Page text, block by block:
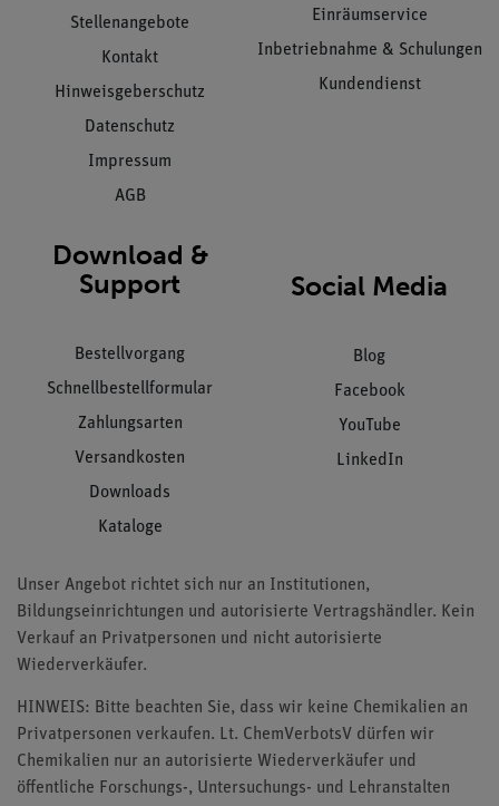
Stellenangebote
Kontakt
Hinweisgeberschutz
Datenschutz
Impressum
AGB
Einräumservice
Inbetriebnahme & Schulungen
Kundendienst
Download &
Support
Bestellvorgang
Schnellbestellformular
Zahlungsarten
Versandkosten
Downloads
Kataloge
Social Media
Blog
Facebook
YouTube
LinkedIn
Unser Angebot richtet sich nur an Institutionen,
Bildungseinrichtungen und autorisierte Vertragshändler. Kein
Verkauf an Privatpersonen und nicht autorisierte
Wiederverkäufer.
HINWEIS: Bitte beachten Sie, dass wir keine Chemikalien an
Privatpersonen verkaufen. Lt. ChemVerbotsV dürfen wir
Chemikalien nur an autorisierte Wiederverkäufer und
öffentliche Forschungs-, Untersuchungs- und Lehranstalten